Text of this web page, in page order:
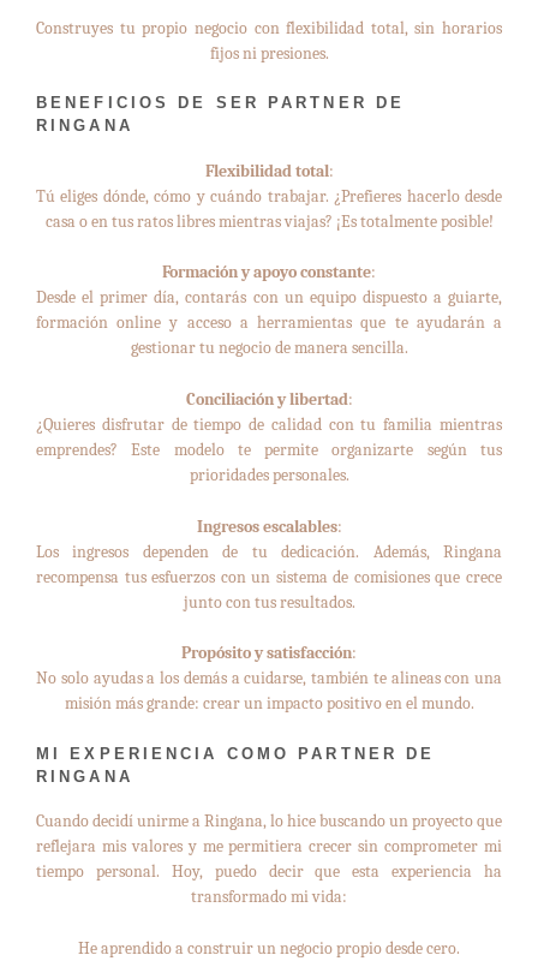
Construyes tu propio negocio con flexibilidad total, sin horarios
fijos ni presiones.
BENEFICIOS DE SER PARTNER DE
RINGANA
Flexibilidad total:
Tú eliges dónde, cómo y cuándo trabajar. ¿Prefieres hacerlo desde
casa o en tus ratos libres mientras viajas? ¡Es totalmente posible!
Formación y apoyo constante:
Desde el primer día, contarás con un equipo dispuesto a guiarte,
formación online y acceso a herramientas que te ayudarán a
gestionar tu negocio de manera sencilla.
Conciliación y libertad:
¿Quieres disfrutar de tiempo de calidad con tu familia mientras
emprendes? Este modelo te permite organizarte según tus
prioridades personales.
Ingresos escalables:
Los ingresos dependen de tu dedicación. Además, Ringana
recompensa tus esfuerzos con un sistema de comisiones que crece
junto con tus resultados.
Propósito y satisfacción:
No solo ayudas a los demás a cuidarse, también te alineas con una
misión más grande: crear un impacto positivo en el mundo.
MI EXPERIENCIA COMO PARTNER DE
RINGANA
Cuando decidí unirme a Ringana, lo hice buscando un proyecto que
reflejara mis valores y me permitiera crecer sin comprometer mi
tiempo personal. Hoy, puedo decir que esta experiencia ha
transformado mi vida:
He aprendido a construir un negocio propio desde cero.